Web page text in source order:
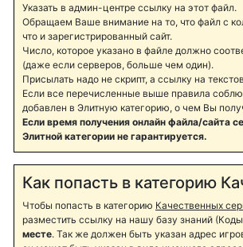
Указать в админ-центре ссылку на этот файл.
Обращаем Ваше внимание на то, что файл с
что и зарегистрированный сайт.
Число, которое указано в файле должно
(даже если серверов, больше чем один).
Присылать надо не скрипт, а ссылку на
Если все перечисленные выше правила
добавлен в Элитную категорию, о чем Вы
Если время получения онлайн файла/сайта
Элитной категории не гарантируется.
Как попасть в категорию
Чтобы попасть в категорию Качественных
разместить ссылку на нашу базу знаний
месте. Так же должен быть указан адрес